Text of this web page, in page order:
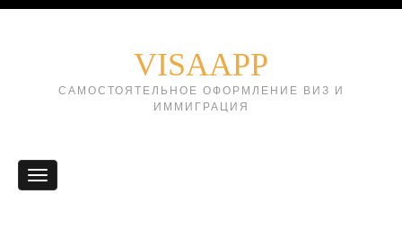
VISAAPP
САМОСТОЯТЕЛЬНОЕ ОФОРМЛЕНИЕ ВИЗ И
ИММИГРАЦИЯ